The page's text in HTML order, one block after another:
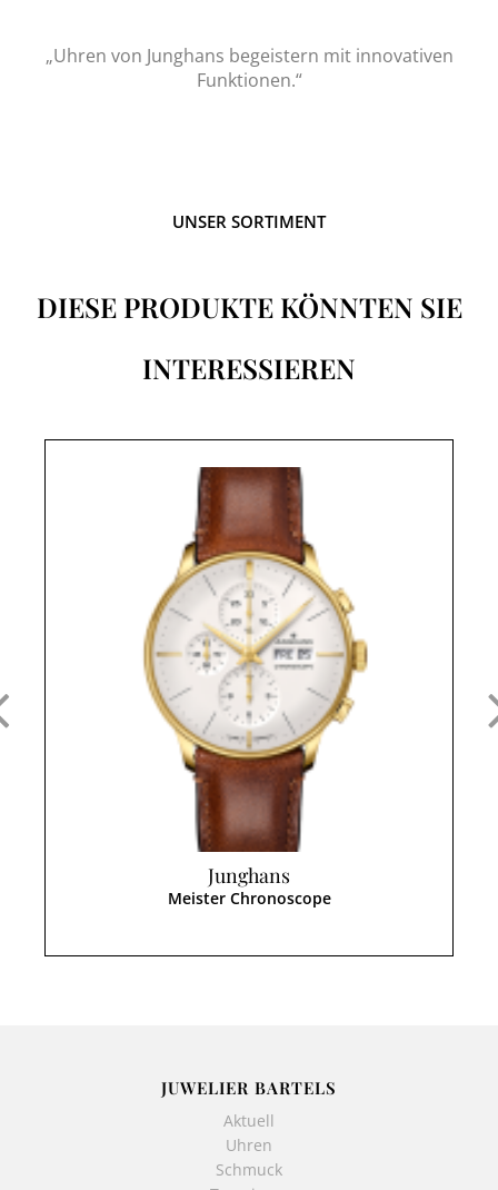
„Uhren von Junghans begeistern mit innovativen
Funktionen.“
UNSER SORTIMENT
DIESE PRODUKTE KÖNNTEN SIE
INTERESSIEREN
Junghans
Meister Chronoscope
JUWELIER BARTELS
Aktuell
Uhren
Schmuck